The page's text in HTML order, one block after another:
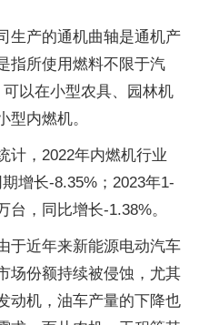
生产的通机曲轴是通机产
指所使用燃料不限于汽
以在小型农具、园林机
型内燃机。
计，2022年内燃机行业
增长-8.35%；2023年1-
台，同比增长-1.38%。
于近年来新能源电动汽车
场份额持续被侵蚀，尤其
动机，油车产量的下降也